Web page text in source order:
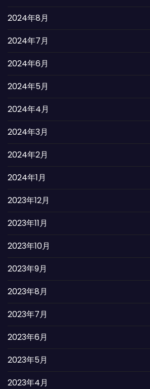
2024年8月
2024年7月
2024年6月
2024年5月
2024年4月
2024年3月
2024年2月
2024年1月
2023年12月
2023年11月
2023年10月
2023年9月
2023年8月
2023年7月
2023年6月
2023年5月
2023年4月